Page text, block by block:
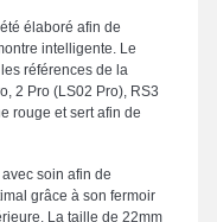
élaboré afin de
intelligente. Le
références de la
2 Pro (LS02 Pro), RS3
rouge et sert afin de
soin afin de
grâce à son fermoir
La taille de 22mm